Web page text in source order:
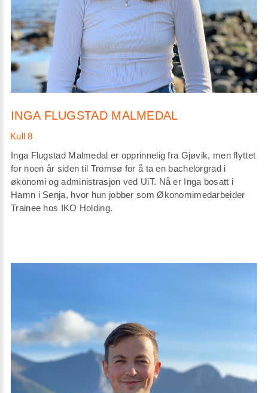
INGA FLUGSTAD MALMEDAL
Inga Flugstad Malmedal er opprinnelig fra Gjøvik, men flyttet
for noen år siden til Tromsø for å ta en bachelorgrad i
økonomi og administrasjon ved UiT. Nå er Inga bosatt i
Hamn i Senja, hvor hun jobber som Økonomimedarbeider
Trainee hos IKO Holding.